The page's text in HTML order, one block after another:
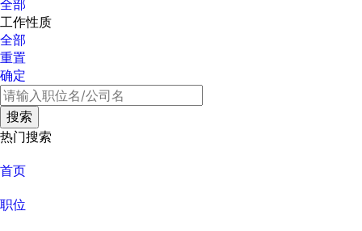
全部
工作性质
全部
重置
确定
热门搜索
首页
职位